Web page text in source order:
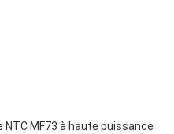
MF73 à haute puissance